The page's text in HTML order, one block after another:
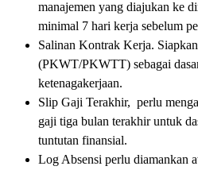
manajemen yang diajukan ke
minimal 7 hari kerja sebelum
Salinan Kontrak Kerja.
(PKWT/PKWTT) sebagai
ketenagakerjaan.
Slip Gaji Terakhir, perlu
gaji tiga bulan terakhir untuk
tuntutan finansial.
Log Absensi perlu diamankan